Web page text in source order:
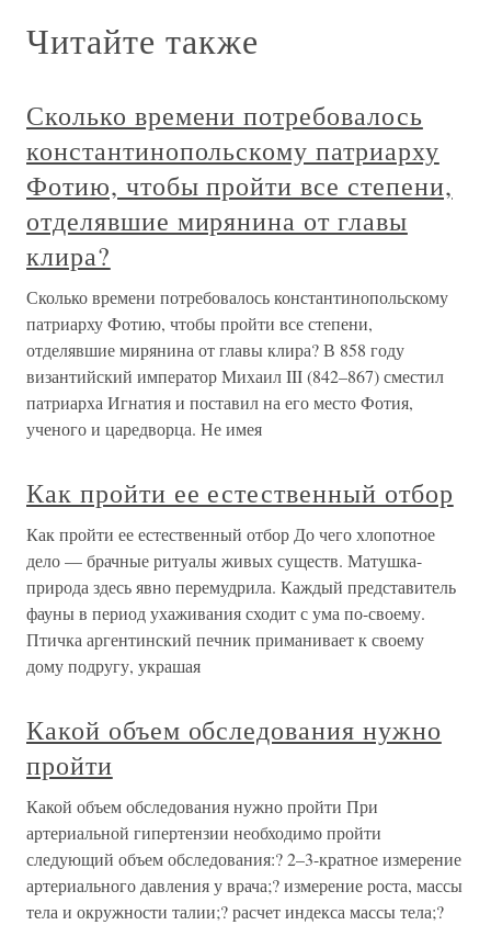
Читайте также
Сколько времени потребовалось
константинопольскому патриарху
Фотию, чтобы пройти все степени,
отделявшие мирянина от главы
клира?
Сколько времени потребовалось константинопольскому
патриарху Фотию, чтобы пройти все степени,
отделявшие мирянина от главы клира? В 858 году
византийский император Михаил III (842–867) сместил
патриарха Игнатия и поставил на его место Фотия,
ученого и царедворца. Не имея
Как пройти ее естественный отбор
Как пройти ее естественный отбор До чего хлопотное
дело — брачные ритуалы живых существ. Матушка-
природа здесь явно перемудрила. Каждый представитель
фауны в период ухаживания сходит с ума по-своему.
Птичка аргентинский печник приманивает к своему
дому подругу, украшая
Какой объем обследования нужно
пройти
Какой объем обследования нужно пройти При
артериальной гипертензии необходимо пройти
следующий объем обследования:? 2–3-кратное измерение
артериального давления у врача;? измерение роста, массы
тела и окружности талии;? расчет индекса массы тела;?